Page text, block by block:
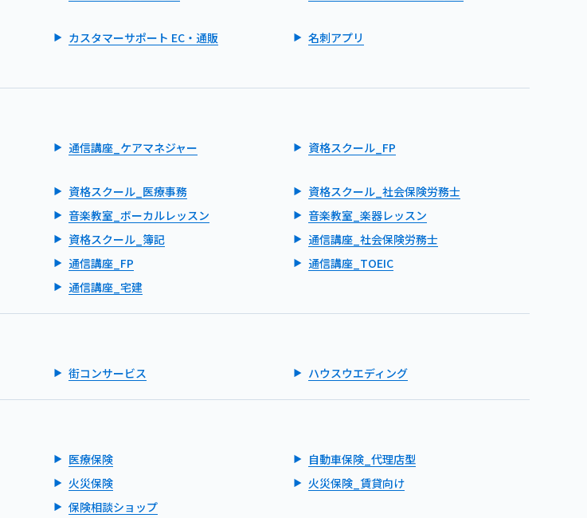
カスタマーサポート EC・通販
名刺アプリ
通信講座_ケアマネジャー 資格スクール_FP
資格スクール_医療事務
資格スクール_社会保険労務士
音楽教室_ボーカルレッスン
音楽教室_楽器レッスン
資格スクール_簿記
通信講座_社会保険労務士
通信講座_FP
通信講座_TOEIC
通信講座_宅建
街コンサービス ハウスウエディング
医療保険
自動車保険_代理店型
火災保険
火災保険_賃貸向け
保険相談ショップ